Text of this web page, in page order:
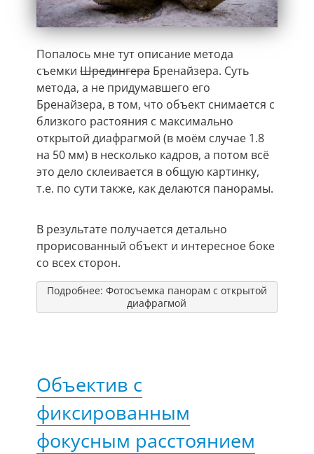
Попалось мне тут описание метода
съемки ШредингераБренайзера. Суть
метода, а не придумавшего его
Бренайзера, в том, что объект снимается с
близкого растояния с максимально
открытой диафрагмой (в моём случае 1.8
на 50 мм) в несколько кадров, а потом всё
это дело склеивается в общую картинку,
т.е. по сути также, как делаются панорамы.
В результате получается детально
прорисованный объект и интересное боке
со всех сторон.
Подробнее: Фотосъемка панорам с открытой
диафрагмой
Объектив с
фиксированным
фокусным расстоянием